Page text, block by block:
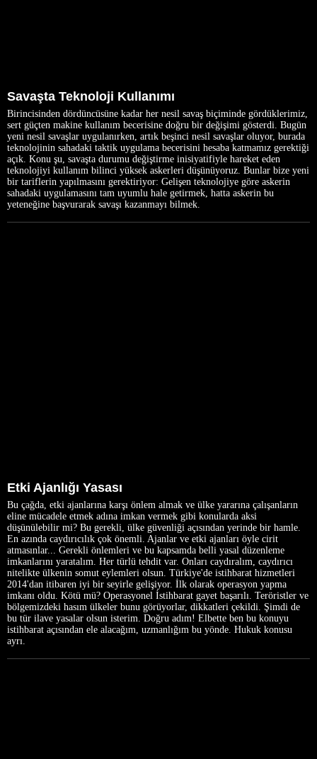
Savaşta Teknoloji Kullanımı
Birincisinden dördüncüsüne kadar her nesil savaş biçiminde gördüklerimiz,
sert güçten makine kullanım becerisine doğru bir değişimi gösterdi. Bugün
yeni nesil savaşlar uygulanırken, artık beşinci nesil savaşlar oluyor, burada
teknolojinin sahadaki taktik uygulama becerisini hesaba katmamız gerektiği
açık. Konu şu, savaşta durumu değiştirme inisiyatifiyle hareket eden
teknolojiyi kullanım bilinci yüksek askerleri düşünüyoruz. Bunlar bize yeni
bir tariflerin yapılmasını gerektiriyor: Gelişen teknolojiye göre askerin
sahadaki uygulamasını tam uyumlu hale getirmek, hatta askerin bu
yeteneğine başvurarak savaşı kazanmayı bilmek.
Etki Ajanlığı Yasası
Bu çağda, etki ajanlarına karşı önlem almak ve ülke yararına çalışanların
eline mücadele etmek adına imkan vermek gibi konularda aksi
düşünülebilir mi? Bu gerekli, ülke güvenliği açısından yerinde bir hamle.
En azında caydırıcılık çok önemli. Ajanlar ve etki ajanları öyle cirit
atmasınlar... Gerekli önlemleri ve bu kapsamda belli yasal düzenleme
imkanlarını yaratalım. Her türlü tehdit var. Onları caydıralım, caydırıcı
nitelikte ülkenin somut eylemleri olsun. Türkiye'de istihbarat hizmetleri
2014'dan itibaren iyi bir seyirle gelişiyor. İlk olarak operasyon yapma
imkanı oldu. Kötü mü? Operasyonel İstihbarat gayet başarılı. Teröristler ve
bölgemizdeki hasım ülkeler bunu görüyorlar, dikkatleri çekildi. Şimdi de
bu tür ilave yasalar olsun isterim. Doğru adım! Elbette ben bu konuyu
istihbarat açısından ele alacağım, uzmanlığım bu yönde. Hukuk konusu
ayrı.